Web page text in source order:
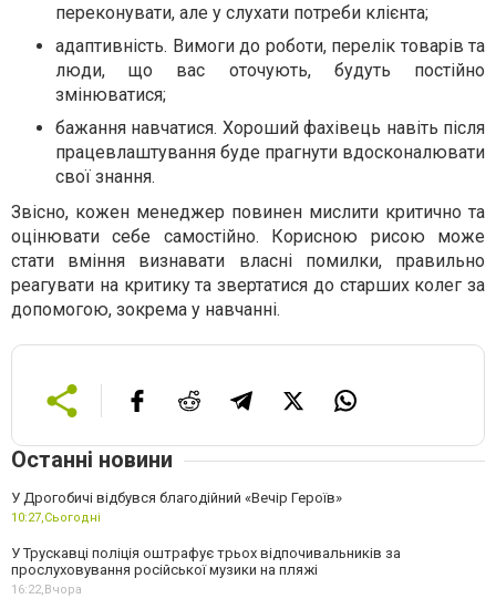
переконувати, але у слухати потреби клієнта;
адаптивність. Вимоги до роботи, перелік товарів та
люди, що вас оточують, будуть постійно
змінюватися;
бажання навчатися. Хороший фахівець навіть після
працевлаштування буде прагнути вдосконалювати
свої знання.
Звісно, кожен менеджер повинен мислити критично та
оцінювати себе самостійно. Корисною рисою може
стати вміння визнавати власні помилки, правильно
реагувати на критику та звертатися до старших колег за
допомогою, зокрема у навчанні.
Останні новини
У Дрогобичі відбувся благодійний «Вечір Героїв»
10:27,Сьогодні
У Трускавці поліція оштрафує трьох відпочивальників за
прослуховування російської музики на пляжі
16:22,Вчора